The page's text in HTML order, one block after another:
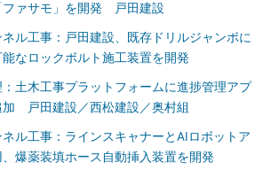
ファサモ」を開発 戸田建設
ル工事：戸田建設、既存ドリルジャンボに
なロックボルト施工装置を開発
土木工事プラットフォームに進捗管理アプ
加 戸田建設／西松建設／奥村組
ネル工事：ラインスキャナーとAIロボットア
、爆薬装填ホース自動挿入装置を開発